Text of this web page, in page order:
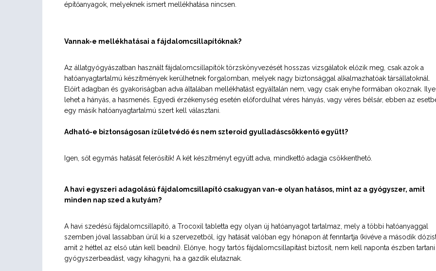
építőanyagok, melyeknek ismert mellékhatása nincsen.
Vannak-e mellékhatásai a fájdalomcsillapítóknak?
Az állatgyógyászatban használt fájdalomcsillapítók törzskönyvezését hosszas vizsgálatok előzik meg, csak azok a
hatóanyagtartalmú készítmények kerülhetnek forgalomban, melyek nagy biztonsággal alkalmazhatóak társállatoknál.
Előírt adagban és gyakoriságban adva általában mellékhatást egyáltalán nem, vagy csak enyhe formában okoznak.
lehet a hányás, a hasmenés. Egyedi érzékenység esetén előfordulhat véres hányás, vagy véres bélsár, ebben az
egy másik hatóanyagtartalmú szert kell választani.
Adható-e biztonságosan ízületvédő és nem szteroid gyulladáscsökkentő együtt?
Igen, sőt egymás hatását felerősítik! A két készítményt együtt adva, mindkettő adagja csökkenthető.
A havi egyszeri adagolású fájdalomcsillapító csakugyan van-e olyan hatásos, mint az a gyógyszer, amit
minden nap szed a kutyám?
A havi szedésű fájdalomcsillapító, a Trocoxil tabletta egy olyan új hatóanyagot tartalmaz, mely a többi hatóanyaggal
szemben jóval lassabban ürül ki a szervezetből, így hatását valóban egy hónapon át fenntartja (kivéve a második
amit 2 héttel az első után kell beadni). Előnye, hogy tartós fájdalomcsillapítást biztosít, nem kell naponta észben tartani
gyógyszerbeadást, vagy kihagyni, ha a gazdik elutaznak.